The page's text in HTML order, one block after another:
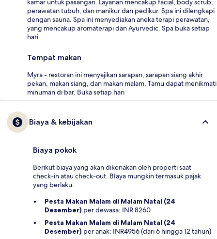
kamar untuk pasangan. Layanan mencakup facial, body scrub,
perawatan tubuh, dan manikur dan pedikur. Spa ini dilengkapi
dengan sauna. Spa ini menyediakan aneka terapi perawatan,
yang mencakup aromaterapi dan Ayurvedic. Spa buka setiap
hari.
Tempat makan
Myra - restoran ini menyajikan sarapan, sarapan siang akhir
pekan, makan siang, dan makan malam. Tamu dapat menikmati
minuman di bar. Buka setiap hari
Biaya & kebijakan
Biaya pokok
Berikut biaya yang akan dikenakan oleh properti saat
check-in atau check-out. BIaya mungkin termasuk pajak
yang berlaku:
Pesta Makan Malam di Malam Natal (24
Desember) per dewasa: INR 8260
Pesta Makan Malam di Malam Natal (24
Desember) per anak: INR4956 (dari 6 hingga 12 tahun)